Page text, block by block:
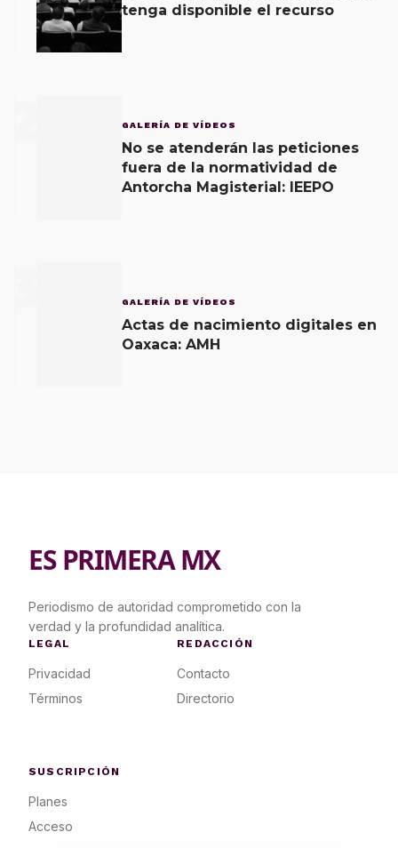
tenga disponible el recurso
GALERÍA DE VÍDEOS
No se atenderán las peticiones
fuera de la normatividad de
Antorcha Magisterial: IEEPO
GALERÍA DE VÍDEOS
Actas de nacimiento digitales en
Oaxaca: AMH
ES PRIMERA MX
Periodismo de autoridad comprometido con la
verdad y la profundidad analítica.
LEGAL
Privacidad
Términos
REDACCIÓN
Contacto
Directorio
SUSCRIPCIÓN
Planes
Acceso